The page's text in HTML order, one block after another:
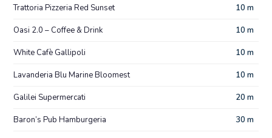
Trattoria Pizzeria Red Sunset 10 m
Oasi 2.0 – Coffee & Drink 10 m
White Cafè Gallipoli 10 m
Lavanderia Blu Marine Bloomest 10 m
Galilei Supermercati 20 m
Baron’s Pub Hamburgeria 30 m